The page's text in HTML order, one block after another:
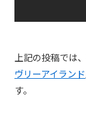
上記の投稿では、
ヴリーアイランド
す。